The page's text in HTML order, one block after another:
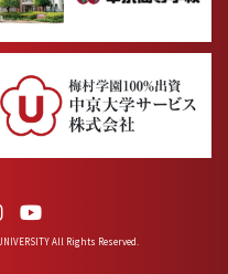
All Rights Reserved.